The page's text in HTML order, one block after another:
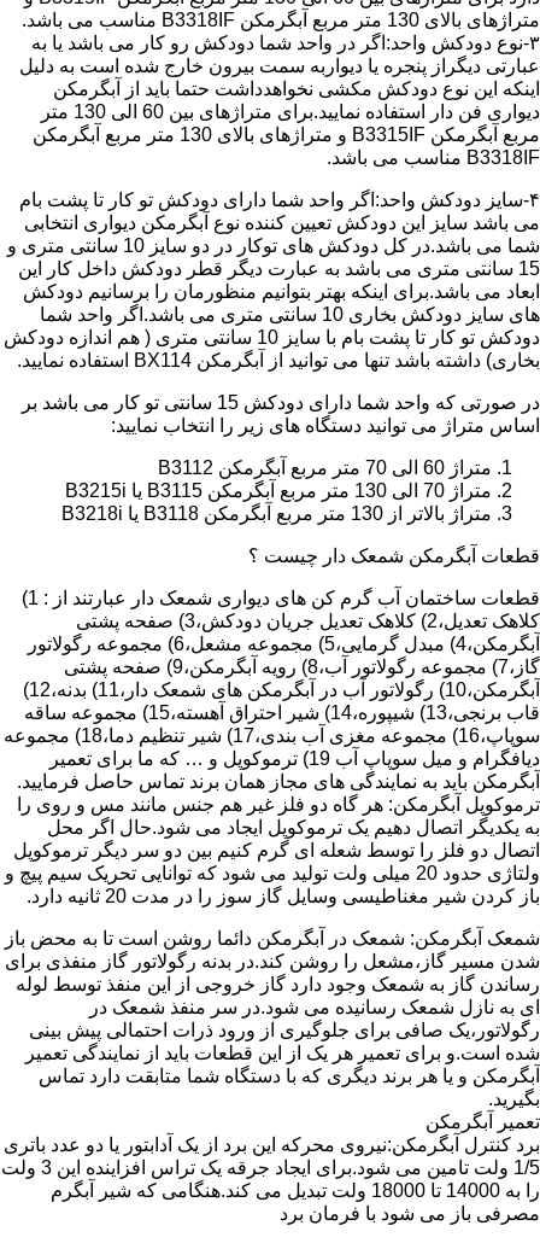
متراژهای بالای 130 متر مربع آبگرمکن B3318IF مناسب می باشد.
۳-نوع دودکش واحد:اگر در واحد شما دودکش رو کار می باشد یا به
عبارتی دیگراز پنجره یا دیواربه سمت بیرون خارج شده است به دلیل
اینکه این نوع دودکش مکشی نخواهدداشت حتما باید از آبگرمکن
دیواری فن دار استفاده نمایید.برای متراژهای بین 60 الی 130 متر
مربع آبگرمکن B3315IF و متراژهای بالای 130 متر مربع آبگرمکن
B3318IF مناسب می باشد.
۴-سایز دودکش واحد:اگر واحد شما دارای دودکش تو کار تا پشت بام
می باشد سایز این دودکش تعیین کننده نوع آبگرمکن دیواری انتخابی
شما می باشد.در کل دودکش های توکار در دو سایز 10 سانتی متری و
15 سانتی متری می باشد به عبارت دیگر قطر دودکش داخل کار این
ابعاد می باشد.برای اینکه بهتر بتوانیم منظورمان را برسانیم دودکش
های سایز دودکش بخاری 10 سانتی متری می باشد.اگر واحد شما
دودکش تو کار تا پشت بام با سایز 10 سانتی متری ( هم اندازه دودکش
بخاری) داشته باشد تنها می توانید از آبگرمکن BX114 استفاده نمایید.
در صورتی که واحد شما دارای دودکش 15 سانتی تو کار می باشد بر
اساس متراژ می توانید دستگاه های زیر را انتخاب نمایید:
متراژ 60 الی 70 متر مربع آبگرمکن B3112
متراژ 70 الی 130 متر مربع آبگرمکن B3115 یا B3215i
متراژ بالاتر از 130 متر مربع آبگرمکن B3118 یا B3218i
قطعات آبگرمکن شمعک دار چیست ؟
قطعات ساختمان آب گرم کن های دیواری شمعک دار عبارتند از : 1)
کلاهک تعدیل،2) کلاهک تعدیل جریان دودکش،3) صفحه پشتی
آبگرمکن،4) مبدل گرمایی،5) مجموعه مشعل،6) مجموعه رگولاتور
گاز،7) مجموعه رگولاتور آب،8) رویه آبگرمکن،9) صفحه پشتی
آبگرمکن،10) رگولاتور آب در آبگرمکن های شمعک دار،11) بدنه،12)
قاب برنجی،13) شیپوره،14) شیر احتراق آهسته،15) مجموعه ساقه
سوپاپ،16) مجموعه مغزی آب بندی،17) شیر تنظیم دما،18) مجموعه
دیافگرام و میل سوپاپ آب 19) ترموکوپل و … که ما برای تعمیر
آبگرمکن باید به نمایندگی های مجاز همان برند تماس حاصل فرمایید.
ترموکوپل آبگرمکن: هر گاه دو فلز غیر هم جنس مانند مس و روی را
به یکدیگر اتصال دهیم یک ترموکوپل ایجاد می شود.حال اگر محل
اتصال دو فلز را توسط شعله ای گرم کنیم بین دو سر دیگر ترموکوپل
ولتاژی حدود 20 میلی ولت تولید می شود که توانایی تحریک سیم پیچ و
باز کردن شیر مغناطیسی وسایل گاز سوز را در مدت 20 ثانیه دارد.
شمعک آبگرمکن: شمعک در آبگرمکن دائما روشن است تا به محض باز
شدن مسیر گاز،مشعل را روشن کند.در بدنه رگولاتور گاز منفذی برای
رساندن گاز به شمعک وجود دارد گاز خروجی از این منفذ توسط لوله
ای به نازل شمعک رسانیده می شود.در سر منفذ شمعک در
رگولاتور،یک صافی برای جلوگیری از ورود ذرات احتمالی پیش بینی
شده است.و برای تعمیر هر یک از این قطعات باید از نمایندگی تعمیر
آبگرمکن و یا هر برند دیگری که با دستگاه شما متابقت دارد تماس
بگیرید.
تعمیر آبگرمکن
برد کنترل آبگرمکن:نیروی محرکه این برد از یک آدابتور یا دو عدد باتری
1/5 ولت تامین می شود.برای ایجاد جرقه یک تراس افزاینده این 3 ولت
را به 14000 تا 18000 ولت تبدیل می کند.هنگامی که شیر آبگرم
مصرفی باز می شود با فرمان برد